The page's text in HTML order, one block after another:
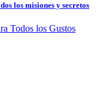
los misiones y secretos
Todos los Gustos